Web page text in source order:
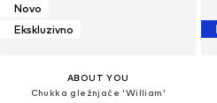
Novo
Ekskluzivno
ABOUT YOU
Chukka gležnjače 'William'